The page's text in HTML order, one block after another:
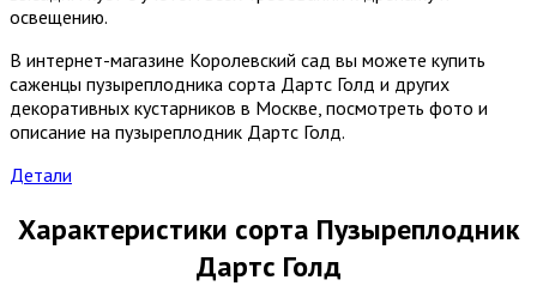
освещению.
В интернет-магазине Королевский сад вы можете купить
саженцы пузыреплодника сорта Дартс Голд и других
декоративных кустарников в Москве, посмотреть фото и
описание на пузыреплодник Дартс Голд.
Детали
Характеристики сорта Пузыреплодник
Дартс Голд